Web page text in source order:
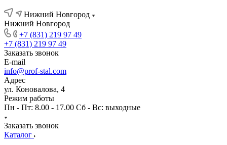
Нижний Новгород
Нижний Новгород
+7 (831) 219 97 49
+7 (831) 219 97 49
Заказать звонок
E-mail
info@prof-stal.com
Адрес
ул. Коновалова, 4
Режим работы
Пн - Пт: 8.00 - 17.00 Сб - Вс: выходные
Заказать звонок
Каталог